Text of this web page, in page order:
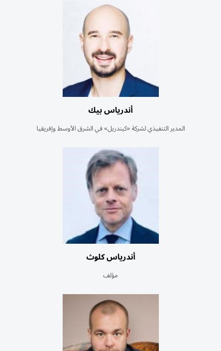
أندرياس بيك
المدير التنفيذي لشركة «كيندريل» في الشرق الأوسط وإفريقيا
أندرياس كلوث
مؤلف